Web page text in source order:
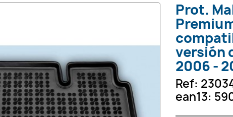
Prot.
versión
2006 -
Ref:
ean13: